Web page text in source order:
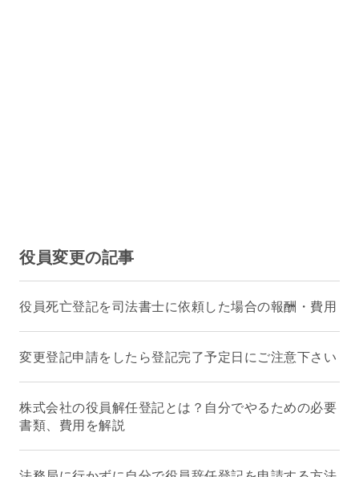
役員変更の記事
役員死亡登記を司法書士に依頼した場合の報酬・費用
変更登記申請をしたら登記完了予定日にご注意下さい
株式会社の役員解任登記とは？自分でやるための必要
書類、費用を解説